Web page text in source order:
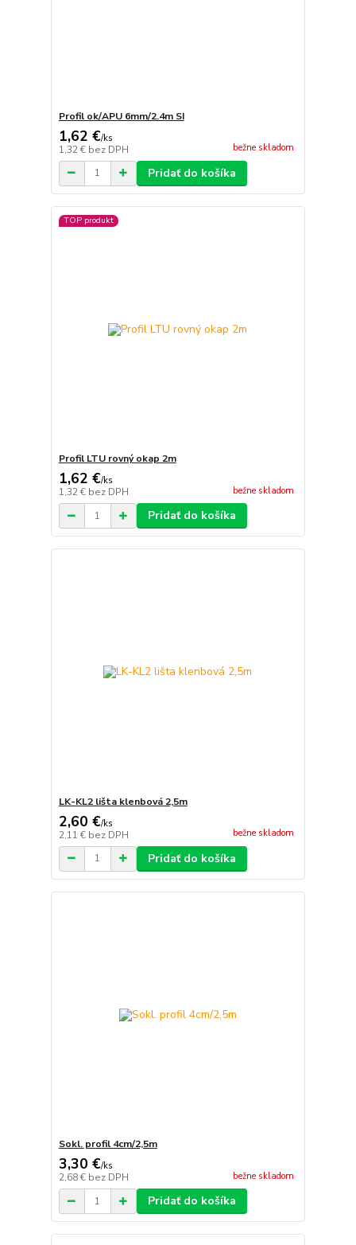
Profil ok/APU 6mm/2.4m SI
1,62 €/ks
1,32 € bez DPH bežne skladom
Pridať do košíka
TOP produkt
Profil LTU rovný okap 2m
1,62 €/ks
1,32 € bez DPH bežne skladom
Pridať do košíka
LK-KL2 lišta klenbová 2,5m
2,60 €/ks
2,11 € bez DPH bežne skladom
Pridať do košíka
Sokl. profil 4cm/2,5m
3,30 €/ks
2,68 € bez DPH bežne skladom
Pridať do košíka